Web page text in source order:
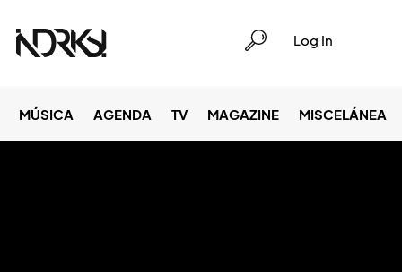
Log In
MÚSICA AGENDA TV MAGAZINE MISCELÁNEA